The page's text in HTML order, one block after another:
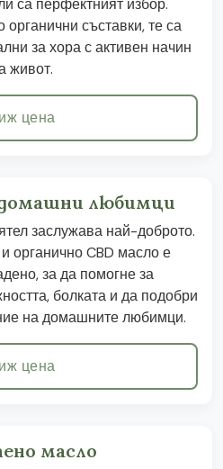
са перфектният избор.
съставки, те са
за хора с активен начин
живот.
цена
домашни любимци
заслужава най-доброто.
органично CBD масло е
за да помогне за
болката и да подобри
на домашните любимци.
цена
масло